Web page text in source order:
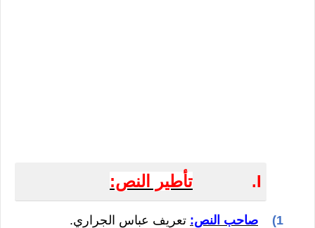
I. تأطير النص:
1) صاحب النص: تعريف عباس الجراري.